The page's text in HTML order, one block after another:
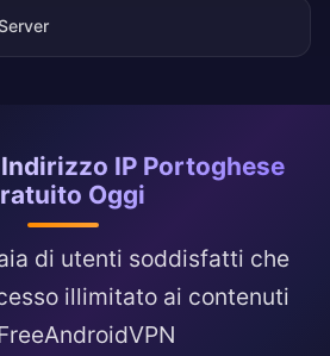
IP Portoghese
Oggi
di utenti soddisfatti che
illimitato ai contenuti